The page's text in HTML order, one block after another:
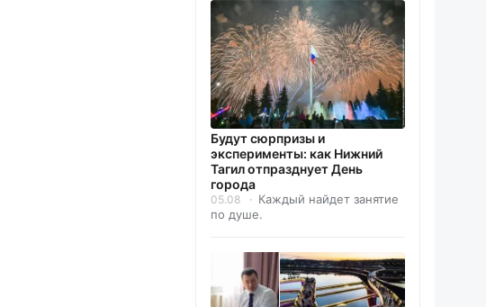
Будут сюрпризы и
эксперименты: как Нижний
Тагил отпразднует День
города
05.08
Каждый найдет занятие
по душе.